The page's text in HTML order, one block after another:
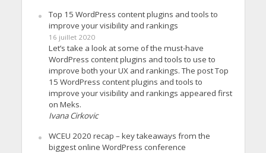
Top 15 WordPress content plugins and tools to
improve your visibility and rankings
16 juillet 2020
Let’s take a look at some of the must-have
WordPress content plugins and tools to use to
improve both your UX and rankings. The post Top
15 WordPress content plugins and tools to
improve your visibility and rankings appeared first
on Meks.
Ivana Cirkovic
WCEU 2020 recap – key takeaways from the
biggest online WordPress conference